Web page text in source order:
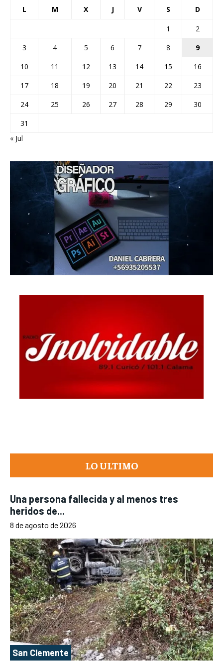
L M X J V S D
1
2
3
4 5 6 7 8
9
10
11 12 13 14 15
16
17
18 19 20 21 22
23
24
25 26 27 28 29
30
31
« Jul
LO ULTIMO
Una persona fallecida y al menos tres
heridos de...
8 de agosto de 2026
San Clemente